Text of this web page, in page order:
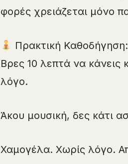
φορές χρειάζεται μόνο
Πρακτική Καθοδήγηση:
Βρες 10 λεπτά να κάνεις
λόγο.
Άκου μουσική, δες κάτι
Χαμογέλα. Χωρίς λόγο.